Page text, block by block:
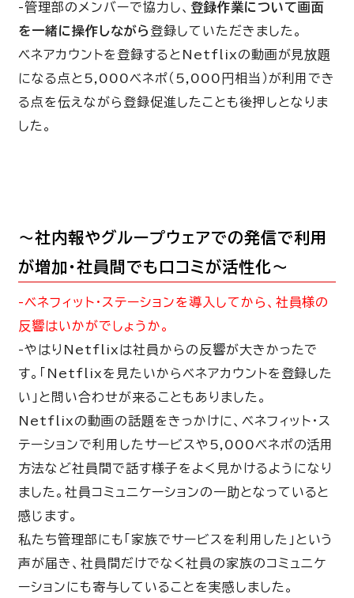
-管理部のメンバーで協力し、 登録作業について画面
を一緒に操作しながら 登録していただきました。
ベネアカウントを登録すると Netflixの動画が見放題
になる点と 5,000ベネポ（ 5,000 円相当）が利用でき
る点を伝えながら登録促進したことも後押しとなりま
した。
～社内報やグループウェアでの発信で利用
が増加・社員間でも口コミが活性化～
-ベネフィット・ステーションを導入してから、社員様の
反響はいかがでしょうか。
-やはり Netflixは社員からの反響が大きかったで
す。「
Netflixを見たいからベネアカウントを登録した
い」と問い合わせが来ることもありました。
Netflixの動画の話題をきっかけに、ベネフィット・ス
テーションで利用したサービスや5,000ベネポの活用
方法など社員間で話す様子をよく見かけるようになり
ました。社員コミュニケーションの一助となっていると
感じます。
私たち管理部にも「家族でサービスを利用した」という
声が届き、社員間だけでなく社員の家族のコミュニケ
ーションにも寄与していることを実感しました 。